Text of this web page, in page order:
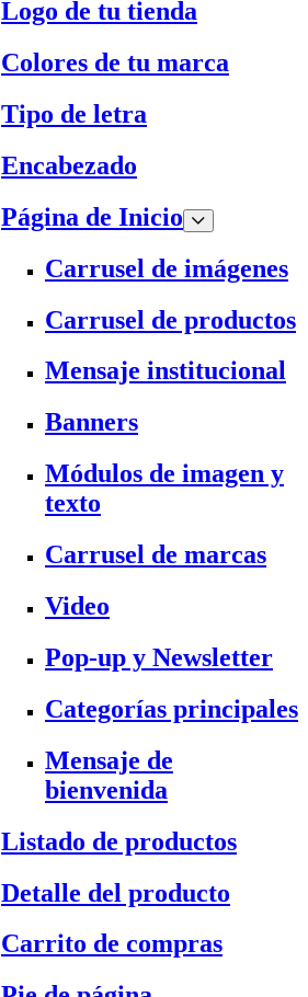
Logo de tu tienda
Colores de tu marca
Tipo de letra
Encabezado
Página de Inicio
Carrusel de imágenes
Carrusel de productos
Mensaje institucional
Banners
Módulos de imagen y
texto
Carrusel de marcas
Video
Pop-up y Newsletter
Categorías principales
Mensaje de
bienvenida
Listado de productos
Detalle del producto
Carrito de compras